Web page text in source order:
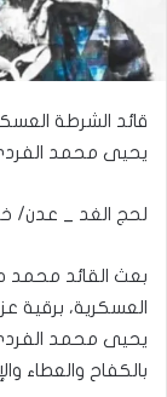
قائد الشرطة
يحيى محمد
لحج الغد _ عدن/
بعث القائد محمد
العسكرية، برقية
يحيى محمد
بالكفاح والعطاء